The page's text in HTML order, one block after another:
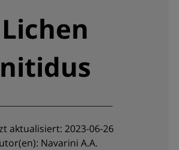
Lichen
nitidus
aktualisiert: 2023-06-26
Navarini A.A.